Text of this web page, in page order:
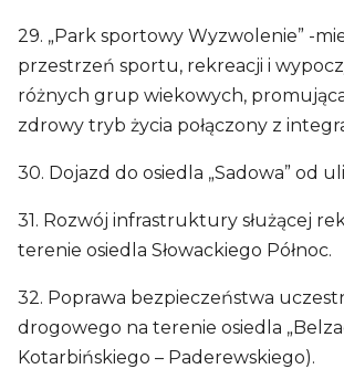
29. „Park sportowy Wyzwolenie” -
przestrzeń sportu, rekreacji i
różnych grup wiekowych,
zdrowy tryb życia połączony z
30. Dojazd do osiedla „Sadowa” od
31. Rozwój infrastruktury służącej
terenie osiedla Słowackiego Północ.
32. Poprawa bezpieczeństwa
drogowego na terenie osiedla
Kotarbińskiego – Paderewskiego).